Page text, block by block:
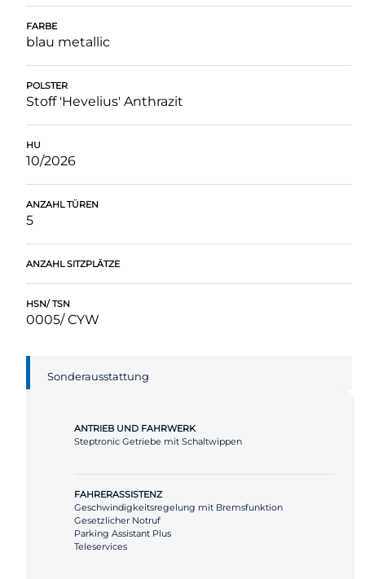
FARBE
blau metallic
POLSTER
Stoff 'Hevelius' Anthrazit
HU
10/2026
ANZAHL TÜREN
5
ANZAHL SITZPLÄTZE
HSN/ TSN
0005/ CYW
Sonderausstattung
ANTRIEB UND FAHRWERK
Steptronic Getriebe mit Schaltwippen
FAHRERASSISTENZ
Geschwindigkeitsregelung mit Bremsfunktion
Gesetzlicher Notruf
Parking Assistant Plus
Teleservices